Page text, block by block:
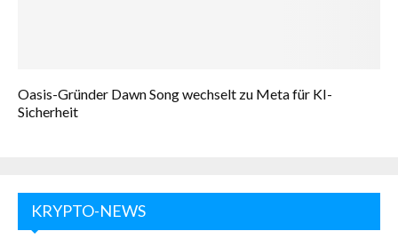
Oasis-Gründer Dawn Song wechselt zu Meta für KI-
Sicherheit
KRYPTO-NEWS